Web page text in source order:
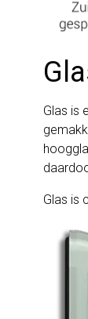
Glas is
Glas is